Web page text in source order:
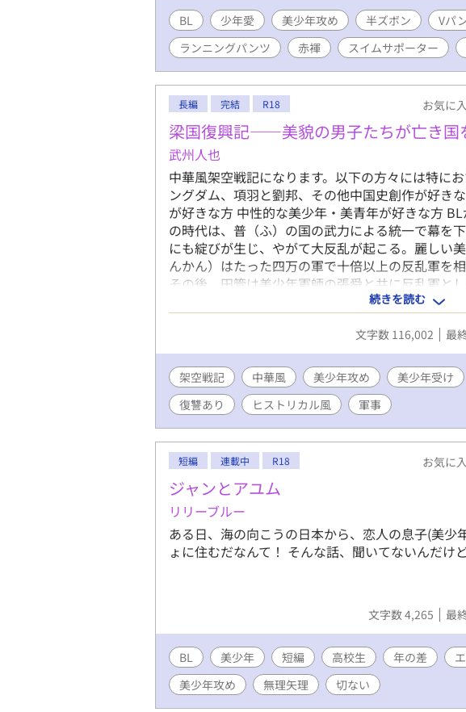
クールの中学生選手コース
学生選手コース 矢島さん：
ース 啓太さん：S学園高校の
高校のラグビー部員 大河：
部、水球部、水泳部 悠太
駅伝部、ラグビー部、水球
等部のラグビー部の先輩
BL 少年愛 美少年攻め 半ズボン Vパ
ランニングパンツ
赤褌 スイムサポーター
長編 完結 R18 お気に
梁国復興記——美貌の男子たちが亡き国
武州人也
中華風架空戦記になります。以下の方々には特に
ングダム、項羽と劉邦、その他中国史創作が好き
が好きな方 中性的な美少年・美青年が好きな方
の時代は、普（ふ）の国の武力による統一で幕を
にも綻びが生じ、やがて大反乱が起こる。麗しい
んかん）はたった四万の軍で十倍以上の反乱軍を
その後、田管は美少年軍師の張舜と共に反乱軍と
る。その田管の目の前に立ち塞がったのは、恐ろ
の少年であった…… 騎射の名人が戦場を駆け、美
が襲い来る。麗しい見た目の男子たちが戦乱の世
続きを読む
文字数 116,002 最
架空戦記 中華風 美少年攻め 美少年受け
復讐あり
ヒストリカル風 軍事
短編 連載中 R18 お気に
ジャンとアユム
リリーブルー
ある日、海の向こうの日本から、恋人の息子(美少
ょに住むだなんて！ そんな話、聞いてないんだけ
文字数 4,265 最
BL 美少年 短編 高校生 年の差
美少年攻め
無理矢理 切ない